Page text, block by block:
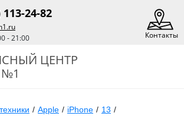
113-24-82
- 21:00
Контакты
ЦЕНТР
№1
/ Apple / iPhone / 13 /